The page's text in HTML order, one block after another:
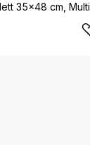
35x48 cm, Multi